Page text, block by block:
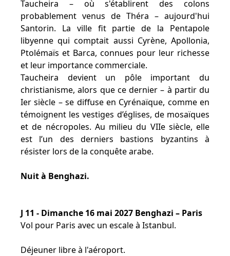
Taucheira – où s'établirent des colons
probablement venus de Théra – aujourd'hui
Santorin. La ville fit partie de la Pentapole
libyenne qui comptait aussi Cyrène, Apollonia,
Ptolémaïs et Barca, connues pour leur richesse
et leur importance commerciale.
Taucheira devient un pôle important du
christianisme, alors que ce dernier – à partir du
Ier siècle – se diffuse en Cyrénaïque, comme en
témoignent les vestiges d’églises, de mosaïques
et de nécropoles. Au milieu du VIIe siècle, elle
est l’un des derniers bastions byzantins à
résister lors de la conquête arabe.
Nuit à Benghazi.
J 11 - Dimanche 16 mai 2027 Benghazi – Paris
Vol pour Paris avec un escale à Istanbul.
Déjeuner libre à l'aéroport.